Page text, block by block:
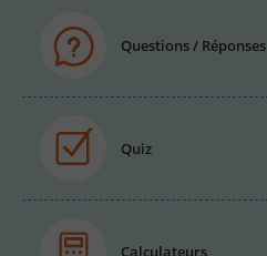
Questions / Réponses
Quiz
Calculateurs